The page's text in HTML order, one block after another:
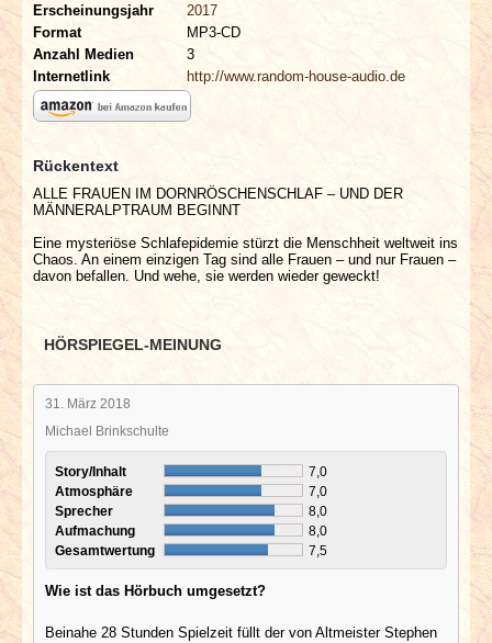
ARCHIV
Erscheinungsjahr
2017
Format
MP3-CD
Anzahl Medien
3
Internetlink
http://www.random-house-audio.de
Rückentext
ALLE FRAUEN IM DORNRÖSCHENSCHLAF – UND DER
MÄNNERALPTRAUM BEGINNT
Eine mysteriöse Schlafepidemie stürzt die Menschheit weltweit ins
Chaos. An einem einzigen Tag sind alle Frauen – und nur Frauen –
davon befallen. Und wehe, sie werden wieder geweckt!
HÖRSPIEGEL-MEINUNG
31. März 2018
Michael Brinkschulte
Story/Inhalt
7,0
Atmosphäre
7,0
Sprecher
8,0
Aufmachung
8,0
Gesamtwertung
7,5
Wie ist das Hörbuch umgesetzt?
Beinahe 28 Stunden Spielzeit füllt der von Altmeister Stephen